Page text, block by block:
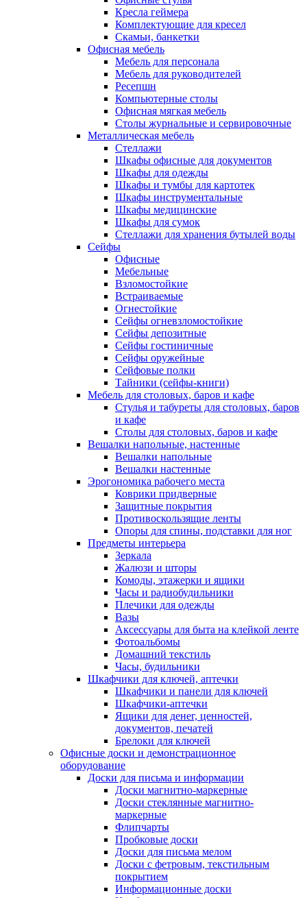
Кресла геймера
Комплектующие для кресел
Скамьи, банкетки
Офисная мебель
Мебель для персонала
Мебель для руководителей
Ресепшн
Компьютерные столы
Офисная мягкая мебель
Столы журнальные и сервировочные
Металлическая мебель
Стеллажи
Шкафы офисные для документов
Шкафы для одежды
Шкафы и тумбы для картотек
Шкафы инструментальные
Шкафы медицинские
Шкафы для сумок
Стеллажи для хранения бутылей воды
Сейфы
Офисные
Мебельные
Взломостойкие
Встраиваемые
Огнестойкие
Сейфы огневзломостойкие
Сейфы депозитные
Сейфы гостиничные
Сейфы оружейные
Сейфовые полки
Тайники (сейфы-книги)
Мебель для столовых, баров и кафе
Стулья и табуреты для столовых, баров
и кафе
Столы для столовых, баров и кафе
Вешалки напольные, настенные
Вешалки напольные
Вешалки настенные
Эрогономика рабочего места
Коврики придверные
Защитные покрытия
Противоскользящие ленты
Опоры для спины, подставки для ног
Предметы интерьера
Зеркала
Жалюзи и шторы
Комоды, этажерки и ящики
Часы и радиобудильники
Плечики для одежды
Вазы
Аксессуары для быта на клейкой ленте
Фотоальбомы
Домашний текстиль
Часы, будильники
Шкафчики для ключей, аптечки
Шкафчики и панели для ключей
Шкафчики-аптечки
Ящики для денег, ценностей,
документов, печатей
Брелоки для ключей
Офисные доски и демонстрационное
оборудование
Доски для письма и информации
Доски магнитно-маркерные
Доски стеклянные магнитно-
маркерные
Флипчарты
Пробковые доски
Доски для письма мелом
Доски с фетровым, текстильным
покрытием
Информационные доски